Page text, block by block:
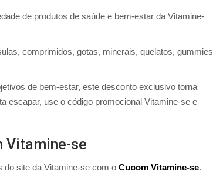
de produtos de saúde e bem-estar da Vitamine-
comprimidos, gotas, minerais, quelatos, gummies
de bem-estar, este desconto exclusivo torna
escapar, use o código promocional Vitamine-se e
Vitamine-se
do site da Vitamine-se com o Cupom Vitamine-se.